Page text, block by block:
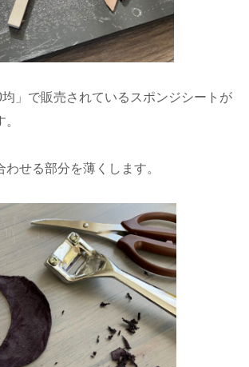
」で販売されているスポンジシートが
せる部分を薄くします。